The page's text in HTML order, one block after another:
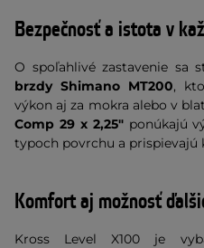
Bezpečnosť a istota v
O spoľahlivé zastavenie sa
brzdy Shimano MT200,
výkon aj za mokra alebo v
Comp 29 x 2,25"ponúkajú
typoch povrchu a prispievajú
Komfort aj možnosť
Kross Level X100 je